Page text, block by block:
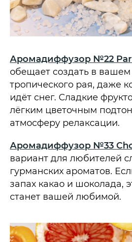
Аромадиффузор №22
обещает создать в
тропического рая, даже
идёт снег. Сладкие
лёгким цветочным
атмосферу релаксации.
Аромадиффузор №33
вариант для любителей
гурманских ароматов.
запах какао и шоколада,
станет вашей любимой.